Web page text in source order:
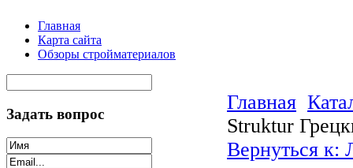
Главная
Карта сайта
Обзоры стройматериалов
Задать вопрос
Главная
Struktur
Вернуться к: